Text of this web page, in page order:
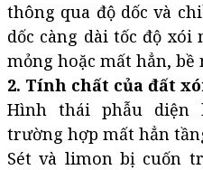
thông qua độ dốc và
dốc càng dài tốc độ
mỏng hoặc mất hẳn, bề
2. Tính chất của đất
Hình thái phẫu diện
trường hợp mất hẳn
Sét và limon bị cuốn